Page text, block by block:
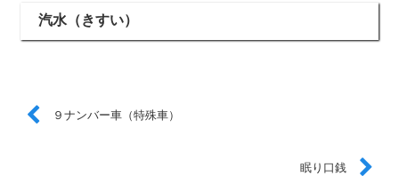
汽水（きすい）
９ナンバー車（特殊車）
眠り口銭